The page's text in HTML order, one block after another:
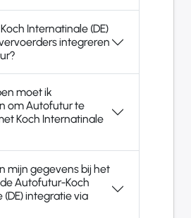
Internatinale (DE)
integreren
moet ik
om Autofutur te
Koch Internatinale
mijn gegevens bij het
Autofutur-Koch
integratie via